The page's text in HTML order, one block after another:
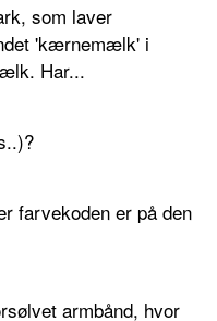
som laver
'kærnemælk' i
Har...
farvekoden er på den
armbånd, hvor